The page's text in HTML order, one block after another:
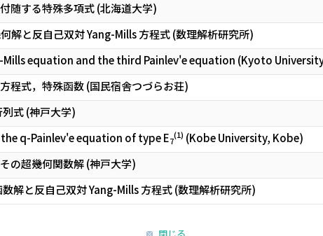
随する特殊多項式 (北海道大学)
解と反自己双対 Yang-Mills 方程式 (数理解析研究所)
equation and the third Painlev'e equation (Kyoto
程式，特殊函数 (国民宿舎つづらお荘)
式 (神戸大学)
q-Painlev'e equation of type E7
(1) (Kobe University, Kobe)
の超幾何関数解 (神戸大学)
解と反自己双対 Yang-Mills 方程式 (数理解析研究所)